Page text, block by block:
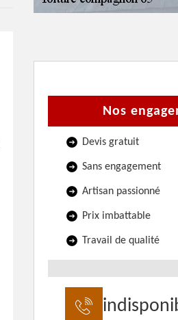
Nos
Devis gratuit
Sans engagement
Artisan passionné
Prix imbattable
Travail de qualité